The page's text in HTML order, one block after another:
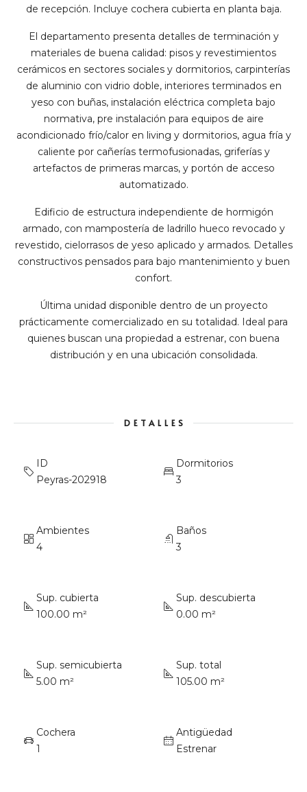
de recepción. Incluye cochera cubierta en planta baja.
El departamento presenta detalles de terminación y
materiales de buena calidad: pisos y revestimientos
cerámicos en sectores sociales y dormitorios, carpinterías
de aluminio con vidrio doble, interiores terminados en
yeso con buñas, instalación eléctrica completa bajo
normativa, pre instalación para equipos de aire
acondicionado frío/calor en living y dormitorios, agua fría y
caliente por cañerías termofusionadas, griferías y
artefactos de primeras marcas, y portón de acceso
automatizado.
Edificio de estructura independiente de hormigón
armado, con mampostería de ladrillo hueco revocado y
revestido, cielorrasos de yeso aplicado y armados. Detalles
constructivos pensados para bajo mantenimiento y buen
confort.
Última unidad disponible dentro de un proyecto
prácticamente comercializado en su totalidad. Ideal para
quienes buscan una propiedad a estrenar, con buena
distribución y en una ubicación consolidada.
DETALLES
ID
Peyras-202918
Dormitorios
3
Ambientes
4
Baños
3
Sup. cubierta
100.00 m²
Sup. descubierta
0.00 m²
Sup. semicubierta
5.00 m²
Sup. total
105.00 m²
Cochera
1
Antigüedad
Estrenar